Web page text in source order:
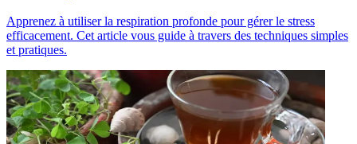
Apprenez à utiliser la respiration profonde pour gérer le stress
efficacement. Cet article vous guide à travers des techniques simples
et pratiques.